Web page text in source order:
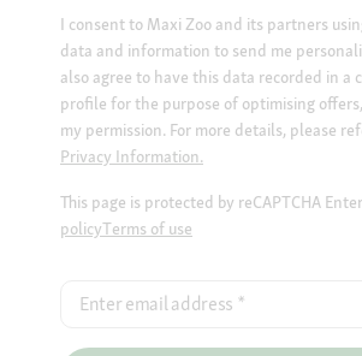
I consent to Maxi Zoo and its partners
data and information to send me
also agree to have this data recorded in a
profile for the purpose of optimising
my permission. For more details, please
Privacy Information.
This page is protected by reCAPTCHA
policyTerms of use
Enter email address *